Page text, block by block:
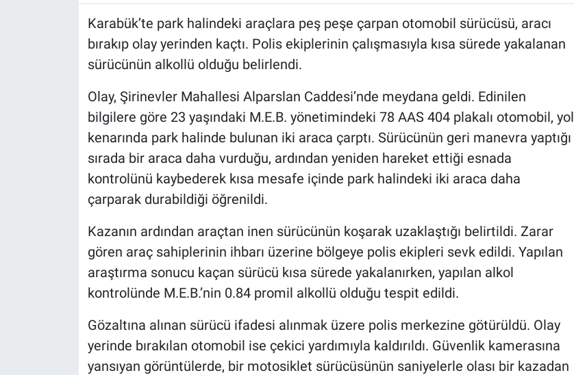
Karabük’te park halindeki araçlara peş peşe çarpan otomobil sürücüsü, aracı
bırakıp olay yerinden kaçtı. Polis ekiplerinin çalışmasıyla kısa sürede yakalanan
sürücünün alkollü olduğu belirlendi.
Olay, Şirinevler Mahallesi Alparslan Caddesi’nde meydana geldi. Edinilen
bilgilere göre 23 yaşındaki M.E.B. yönetimindeki 78 AAS 404 plakalı otomobil, yol
kenarında park halinde bulunan iki araca çarptı. Sürücünün geri manevra yaptığı
sırada bir araca daha vurduğu, ardından yeniden hareket ettiği esnada
kontrolünü kaybederek kısa mesafe içinde park halindeki iki araca daha
çarparak durabildiği öğrenildi.
Kazanın ardından araçtan inen sürücünün koşarak uzaklaştığı belirtildi. Zarar
gören araç sahiplerinin ihbarı üzerine bölgeye polis ekipleri sevk edildi. Yapılan
araştırma sonucu kaçan sürücü kısa sürede yakalanırken, yapılan alkol
kontrolünde M.E.B.’nin 0.84 promil alkollü olduğu tespit edildi.
Gözaltına alınan sürücü ifadesi alınmak üzere polis merkezine götürüldü. Olay
yerinde bırakılan otomobil ise çekici yardımıyla kaldırıldı. Güvenlik kamerasına
yansıyan görüntülerde, bir motosiklet sürücüsünün saniyelerle olası bir kazadan